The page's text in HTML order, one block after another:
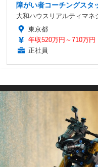
障がい者コーチングスタ
大和ハウスリアルティマネ
東京都
年収520万円～710万円
正社員